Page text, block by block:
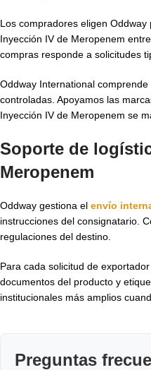
Los compradores eligen
Inyección IV de Meropenem
compras responde a solicitudes
Oddway International
controladas. Apoyamos las
Inyección IV de Meropenem se
Soporte de
Meropenem
Oddway gestiona el envío
instrucciones del consignatario.
regulaciones del destino.
Para cada solicitud de
documentos del producto y
institucionales más amplios
Preguntas